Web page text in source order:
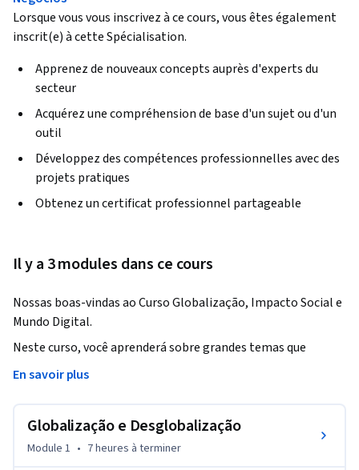
Lorsque vous vous inscrivez à ce cours, vous êtes également
inscrit(e) à cette Spécialisation.
Apprenez de nouveaux concepts auprès d'experts du
secteur
Acquérez une compréhension de base d'un sujet ou d'un
outil
Développez des compétences professionnelles avec des
projets pratiques
Obtenez un certificat professionnel partageable
Il y a 3 modules dans ce cours
Nossas boas-vindas ao Curso Globalização, Impacto Social e
Mundo Digital.
Neste curso, você aprenderá sobre grandes temas que
envolvem o mundo contemporâneo dos negócios. Irá se
discutir o fenômeno da globalização e desglobalização; o
organizações, os empreendimentos de impacto social; e o
mundo digital, a exemplo do blockchain e da IoT.
En savoir plus
Globalização e Desglobalização
Module 1 • 7 heures à terminer